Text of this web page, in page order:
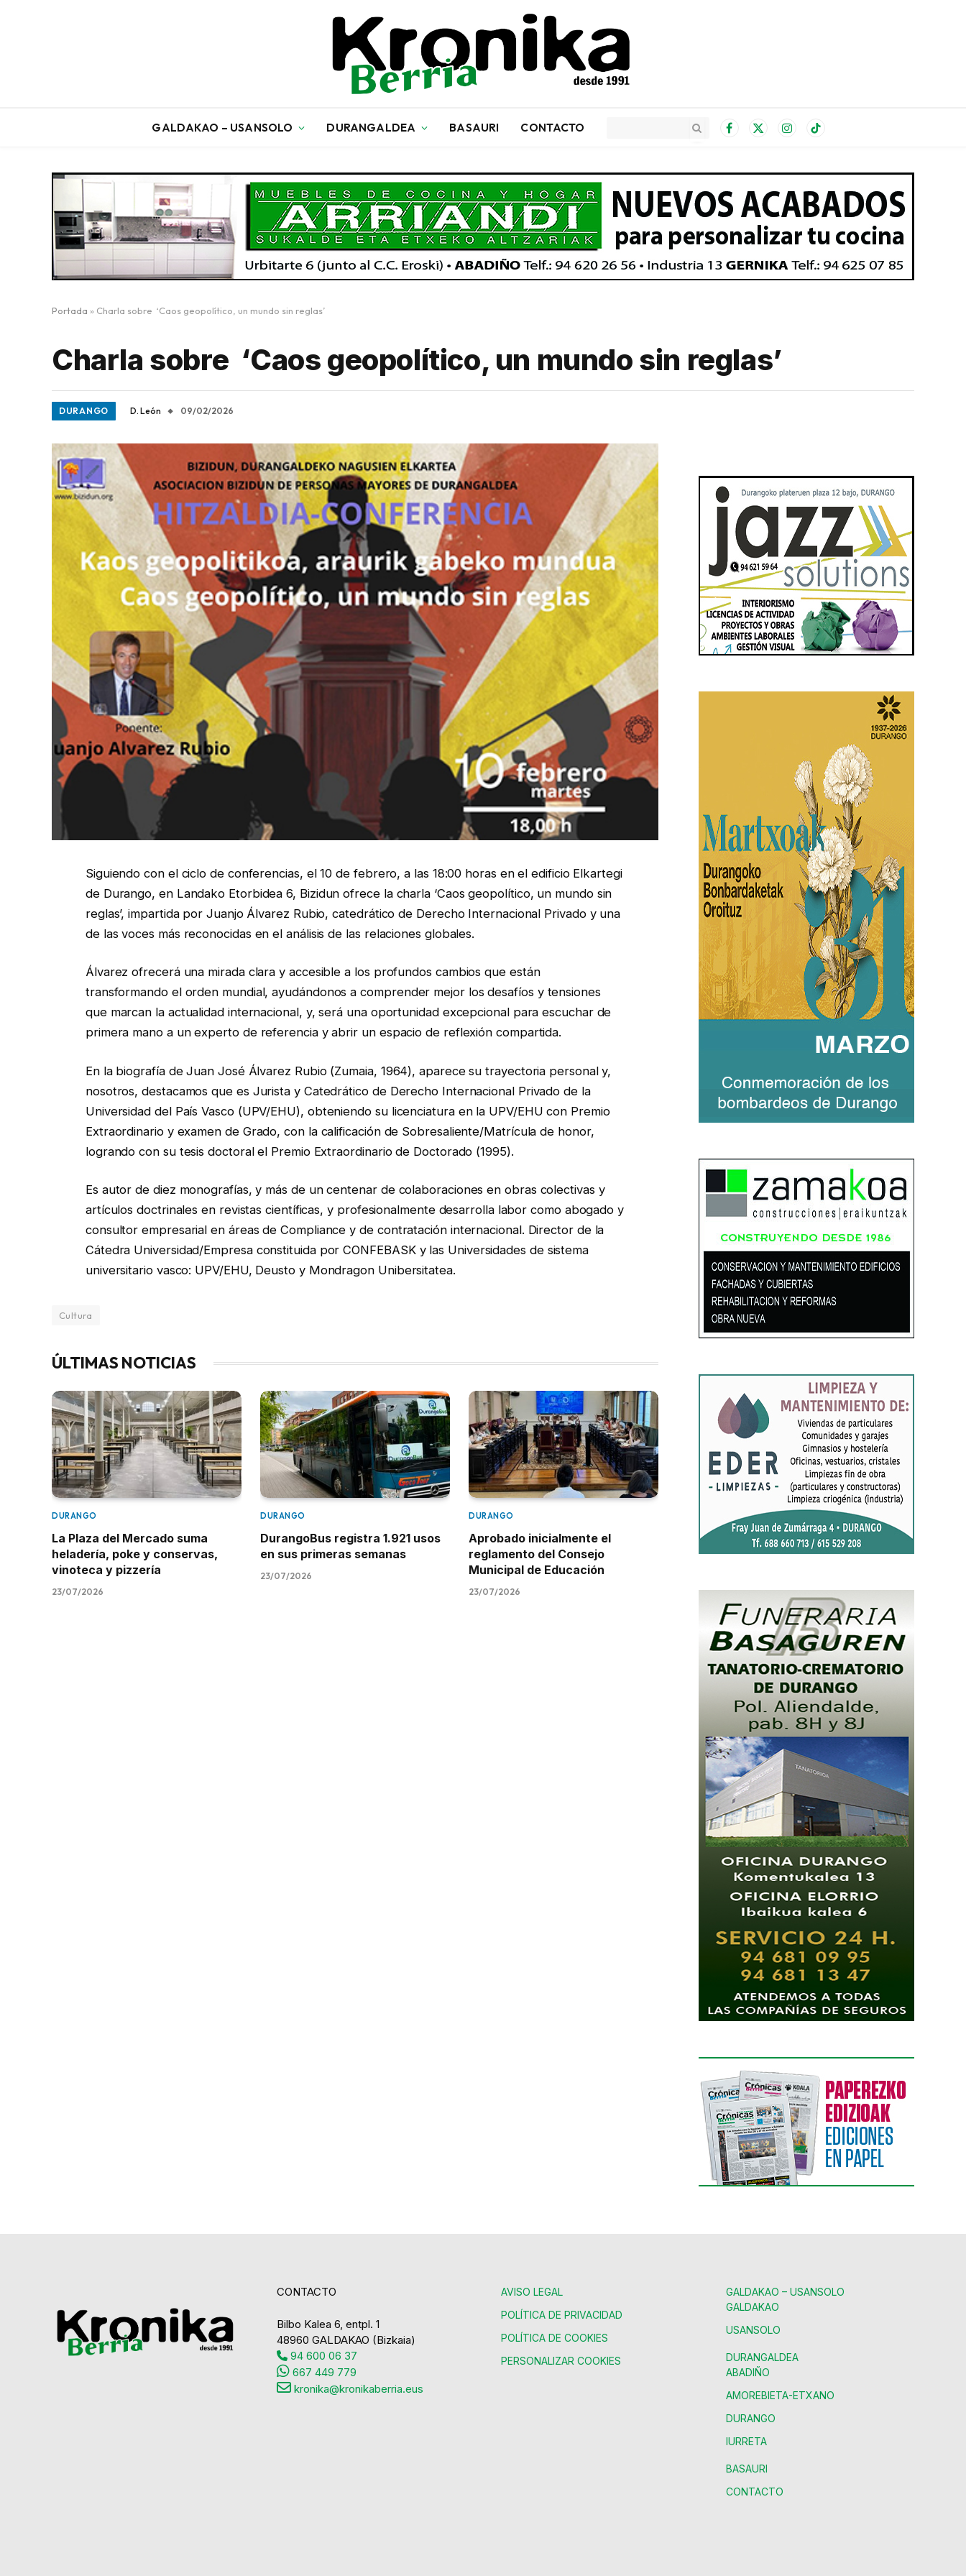
GALDAKAO – USANSOLO DURANGALDEA BASAURI CONTACTO Facebook
X
InstagramTikTok
Portada » Charla sobre ‘Caos geopolítico, un mundo sin reglas’
Charla sobre ‘Caos geopolítico, un mundo sin reglas’
DURANGO D. León 09/02/2026
Siguiendo con el ciclo de conferencias, el 10 de febrero, a las 18:00 horas en el edificio Elkartegi
de Durango, en Landako Etorbidea 6, Bizidun ofrece la charla ‘Caos geopolítico, un mundo sin
reglas’, impartida por Juanjo Álvarez Rubio, catedrático de Derecho Internacional Privado y una
de las voces más reconocidas en el análisis de las relaciones globales.
Álvarez ofrecerá una mirada clara y accesible a los profundos cambios que están
transformando el orden mundial, ayudándonos a comprender mejor los desafíos y tensiones
que marcan la actualidad internacional, y, será una oportunidad excepcional para escuchar de
primera mano a un experto de referencia y abrir un espacio de reflexión compartida.
En la biografía de Juan José Álvarez Rubio (Zumaia, 1964), aparece su trayectoria personal y,
nosotros, destacamos que es Jurista y Catedrático de Derecho Internacional Privado de la
Universidad del País Vasco (UPV/EHU), obteniendo su licenciatura en la UPV/EHU con Premio
Extraordinario y examen de Grado, con la calificación de Sobresaliente/Matrícula de honor,
logrando con su tesis doctoral el Premio Extraordinario de Doctorado (1995).
Es autor de diez monografías, y más de un centenar de colaboraciones en obras colectivas y
artículos doctrinales en revistas científicas, y profesionalmente desarrolla labor como abogado y
consultor empresarial en áreas de Compliance y de contratación internacional. Director de la
Cátedra Universidad/Empresa constituida por CONFEBASK y las Universidades de sistema
universitario vasco: UPV/EHU, Deusto y Mondragon Unibersitatea.
Cultura
ÚLTIMAS NOTICIAS
DURANGO
La Plaza del Mercado suma
heladería, poke y conservas,
vinoteca y pizzería
23/07/2026
DURANGO
DurangoBus registra 1.921 usos
en sus primeras semanas
23/07/2026
DURANGO
Aprobado inicialmente el
reglamento del Consejo
Municipal de Educación
23/07/2026
CONTACTO
Bilbo Kalea 6, entpl. 1
48960 GALDAKAO (Bizkaia)
94 600 06 37
667 449 779
kronika@kronikaberria.eus
AVISO LEGAL
POLÍTICA DE PRIVACIDAD
POLÍTICA DE COOKIES
PERSONALIZAR COOKIES
GALDAKAO – USANSOLO
GALDAKAO
USANSOLO
DURANGALDEA
ABADIÑO
AMOREBIETA-ETXANO
DURANGO
IURRETA
BASAURI
CONTACTO